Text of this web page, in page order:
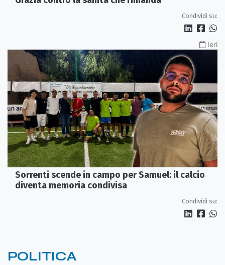
Condividi su:
Ieri
Sorrenti scende in campo per Samuel: il calcio
diventa memoria condivisa
Condividi su:
POLITICA